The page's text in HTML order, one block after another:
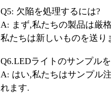
Q5: 欠陥を処理するには?
A: まず,私たちの製品は厳
私たちは新しいものを送り
Q6.LEDライトのサンプル
A: はい,私たちはサンプル
れます.